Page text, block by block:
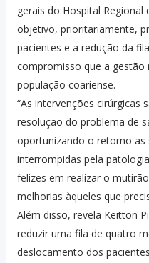
gerais do Hospital
objetivo, prioritariamente,
pacientes e a redução da
compromisso que a gestão
população coariense.
“As intervenções cirúrgicas
resolução do problema de
oportunizando o retorno as
interrompidas pela
felizes em realizar o
melhorias àqueles que
Além disso, revela Keitton
reduzir uma fila de quatro
deslocamento dos